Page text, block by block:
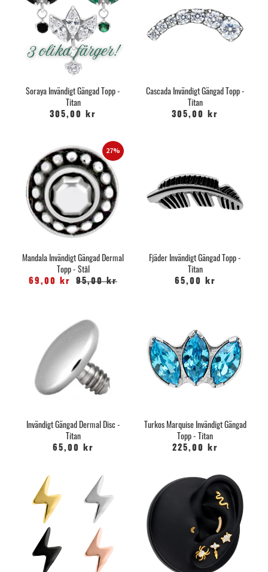
Soraya Invändigt Gängad Topp -
Titan
305,00 kr
Cascada Invändigt Gängad Topp -
Titan
305,00 kr
27%
Mandala Invändigt Gängad Dermal
Topp - Stål
69,00 kr 95,00 kr
Fjäder Invändigt Gängad Topp -
Titan
65,00 kr
Invändigt Gängad Dermal Disc -
Titan
65,00 kr
Turkos Marquise Invändigt Gängad
Topp - Titan
225,00 kr